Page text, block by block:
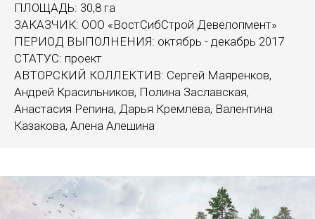
ПЛОЩАДЬ: 30,8 га
ЗАКАЗЧИК: ООО «ВостСибСтрой Девелопмент»
ПЕРИОД ВЫПОЛНЕНИЯ: октябрь - декабрь 2017
СТАТУС: проект
АВТОРСКИЙ КОЛЛЕКТИВ: Сергей Маяренков,
Андрей Красильников, Полина Заславская,
Анастасия Репина, Дарья Кремлева, Валентина
Казакова, Алена Алешина